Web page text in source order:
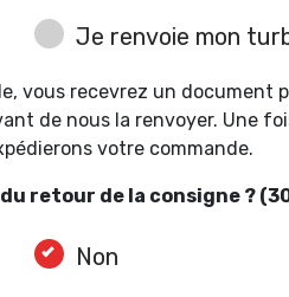
Je renvoie mon
vous recevrez un document
de nous la renvoyer. Une
votre commande.
retour de la consigne ?
Non